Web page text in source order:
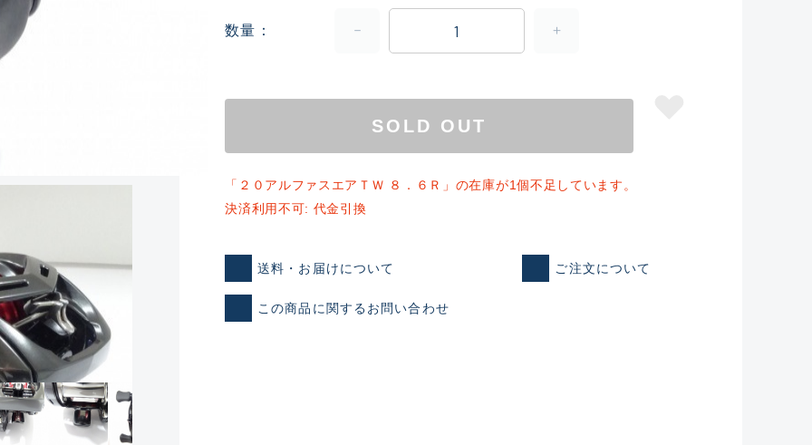
ランクとは？
新古品（メーカー問屋から仕入れた未使用
品）
※店頭展示時の置き傷が付いているものも含む
数量
SOLD OUT
「２０アルファスエアＴＷ ８．６Ｒ」の在庫が1個不足しています。
決済利用不可: 代金引換
送料・お届けについて ご注文について
この商品に関するお問い合わせ